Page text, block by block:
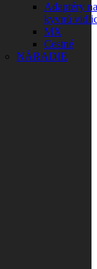
Adaptéry na
kyvnú
MX
Cestné
NÁRADIE